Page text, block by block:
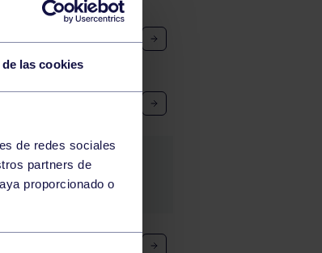
las cookies
de redes sociales
partners de
proporcionado o
RIAÑO (AMEZ)